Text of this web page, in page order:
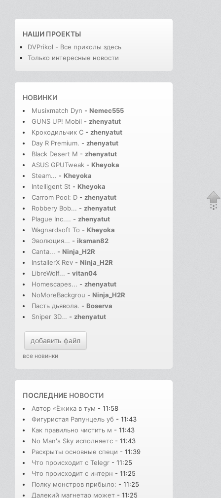
НАШИ ПРОЕКТЫ
DVPrikol - Все приколы здесь
Только интересные новости
НОВИНКИ
Musixmatch Dyn - Nemec555
GUNS UP! Mobil - zhenyatut
Крокодильчик С - zhenyatut
Day R Premium. - zhenyatut
Black Desert M - zhenyatut
ASUS GPUTweak - Kheyoka
Steam... - Kheyoka
Intelligent St - Kheyoka
Carrom Pool: D - zhenyatut
Robbery Bob... - zhenyatut
Plague Inc.... - zhenyatut
Wagnardsoft To - Kheyoka
Эволюция... - iksman82
Canta... - Ninja_H2R
InstallerX Rev - Ninja_H2R
LibreWolf... - vitan04
Homescapes... - zhenyatut
NoMoreBackgrou - Ninja_H2R
Пасть дьявола. - Boserva
Sniper 3D... - zhenyatut
добавить файл
все новинки
ПОСЛЕДНИЕ НОВОСТИ
Автор «Ёжика в тум - 11:58
Фигуристая Рапунцель уб - 11:43
Как правильно чистить м - 11:43
No Man's Sky исполняетс - 11:43
Раскрыты основные специ - 11:39
Что происходит с Telegr - 11:25
Что происходит с интерн - 11:25
Полку монстров прибыло: - 11:25
Далекий магнетар может - 11:25